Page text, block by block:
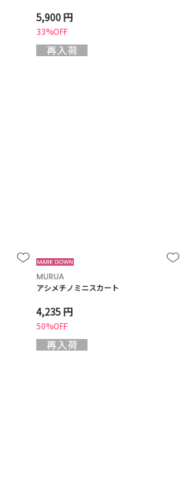
5,900 円
33%OFF
MURUA
アシメチノミニスカート
4,235 円
50%OFF